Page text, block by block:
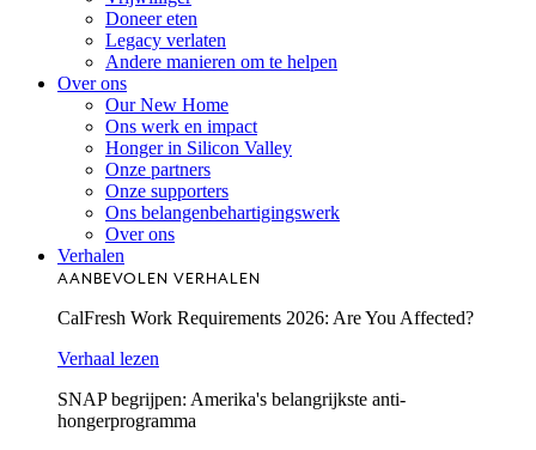
Doneer eten
Legacy verlaten
Andere manieren om te helpen
Over ons
Our New Home
Ons werk en impact
Honger in Silicon Valley
Onze partners
Onze supporters
Ons belangenbehartigingswerk
Over ons
Verhalen
AANBEVOLEN VERHALEN
CalFresh Work Requirements 2026: Are You Affected?
Verhaal lezen
SNAP begrijpen: Amerika's belangrijkste anti-
hongerprogramma